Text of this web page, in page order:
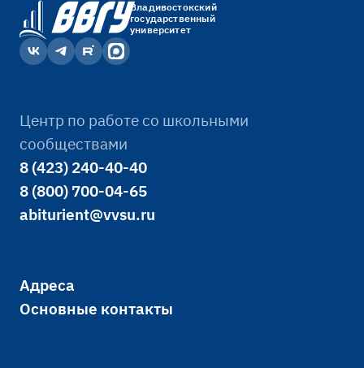
Владивостокский
государственный
университет
Центр по работе со школьными
сообществами
8 (423) 240-40-40
8 (800) 700-04-65
abiturient@vvsu.ru
Адреса
Основные контакты